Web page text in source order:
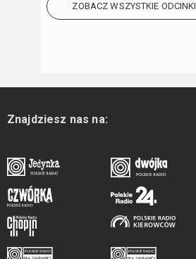
ZOBACZ WSZYSTKIE ODCINKI
Znajdziesz nas na: